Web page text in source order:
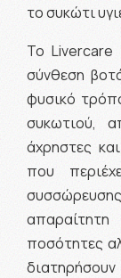
το συκώτι
Το Livercare
σύνθεση
φυσικό
συκωτιού,
άχρηστες
που
ποσότητες